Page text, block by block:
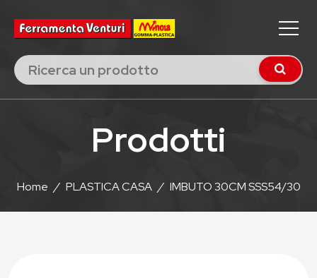
Prodotti
Home / PLASTICA CASA / IMBUTO 30CM SSS54/30